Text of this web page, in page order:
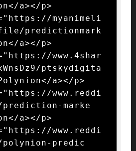
a></p>
myanimeli
predictionmark
a></p>
www.4shar
ptskydigita
a></p>
www.reddi
marke
a></p>
www.reddi
predic